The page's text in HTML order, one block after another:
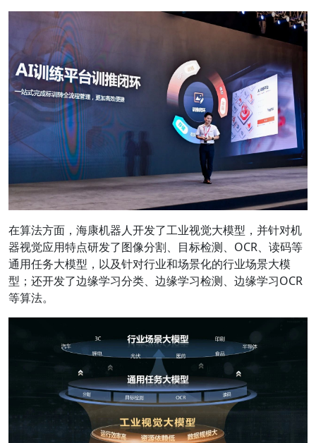
在算法方面，海康机器人开发了工业视觉大模型，并针对机
器视觉应用特点研发了图像分割、目标检测、OCR、读码等
通用任务大模型，以及针对行业和场景化的行业场景大模
型；还开发了边缘学习分类、边缘学习检测、边缘学习OCR
等算法。